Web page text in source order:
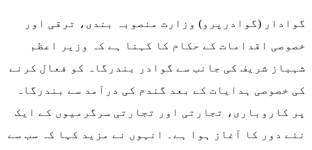
گوادار (گوادرپرو) وزارت منصوبہ بندی، ترقی اور
خصوصی اقدامات کے حکام کا کہنا ہے کہ وزیر اعظم
شہباز شریف کی جانب سے گوادر بندرگاہ کو فعال کرنے
کی خصوصی ہدایات کے بعد گندم کی درآمد سے بندرگاہ
پر کاروباری، تجارتی اور تجارتی سرگرمیوں کے ایک
نئے دور کا آغاز ہوا ہے۔ انہوں نے مزید کہا کہ سب سے